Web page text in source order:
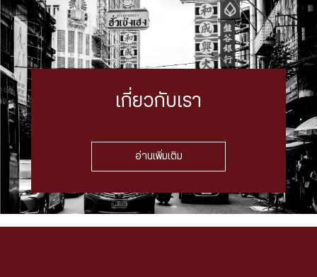
เกี่ยวกับเรา
อ่านเพิ่มเติม